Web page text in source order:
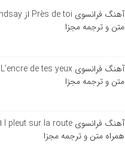
متن و ترجمه مجزا
متن و ترجمه مجزا
همراه متن و ترجمه مجزا